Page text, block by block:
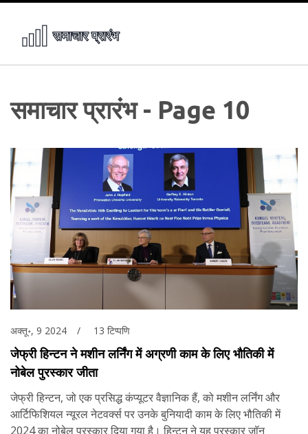
समाचार प्रारंभ - Page 10
अक्तू॰, 9 2024 13 टिप्पणि
जेफ्री हिन्टन ने मशीन लर्निंग में अग्रणी काम के लिए भौतिकी में
नोबेल पुरस्कार जीता
जेफ्री हिन्टन, जो एक प्रसिद्ध कंप्यूटर वैज्ञानिक हैं, को मशीन लर्निंग और
आर्टिफिशियल न्यूरल नेटवर्क्स पर उनके बुनियादी काम के लिए भौतिकी में
2024 का नोबेल पुरस्कार दिया गया है। हिन्टन ने यह पुरस्कार जॉन